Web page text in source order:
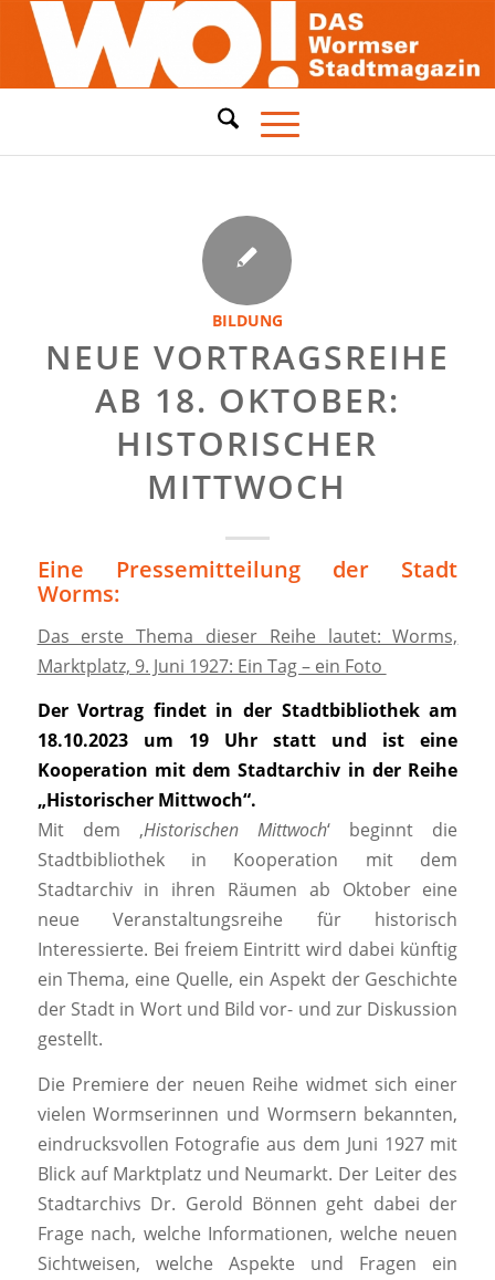
BILDUNG
NEUE VORTRAGSREIHE
AB 18. OKTOBER:
HISTORISCHER
MITTWOCH
Eine Pressemitteilung der Stadt
Worms:
Das erste Thema dieser Reihe lautet: Worms,
Marktplatz, 9. Juni 1927: Ein Tag – ein Foto
Der Vortrag findet in der Stadtbibliothek am
18.10.2023 um 19 Uhr statt und ist eine
Kooperation mit dem Stadtarchiv in der Reihe
„Historischer Mittwoch“.
Mit dem ‚Historischen Mittwoch‘ beginnt die
Stadtbibliothek in Kooperation mit dem
Stadtarchiv in ihren Räumen ab Oktober eine
neue Veranstaltungsreihe für historisch
Interessierte. Bei freiem Eintritt wird dabei künftig
ein Thema, eine Quelle, ein Aspekt der Geschichte
der Stadt in Wort und Bild vor- und zur Diskussion
gestellt.
Die Premiere der neuen Reihe widmet sich einer
vielen Wormserinnen und Wormsern bekannten,
eindrucksvollen Fotografie aus dem Juni 1927 mit
Blick auf Marktplatz und Neumarkt. Der Leiter des
Stadtarchivs Dr. Gerold Bönnen geht dabei der
Frage nach, welche Informationen, welche neuen
Sichtweisen, welche Aspekte und Fragen ein